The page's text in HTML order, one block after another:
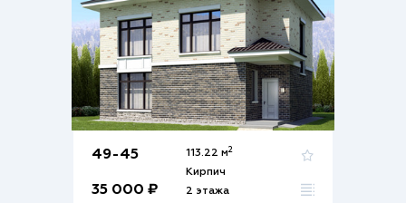
49-45
35 000 ₽
113.22 м2
Кирпич
2 этажа